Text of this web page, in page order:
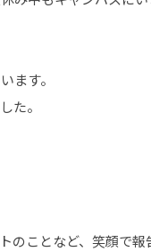
ます。
た。
のことなど、笑顔で報